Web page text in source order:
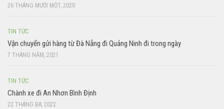
26 THÁNG MƯỜI MỘT, 2020
TIN TỨC
Vận chuyển gửi hàng từ Đà Nẵng đi Quảng Ninh đi trong ngày
7 THÁNG NĂM, 2021
TIN TỨC
Chành xe đi An Nhơn Bình Định
22 THÁNG BA, 2022